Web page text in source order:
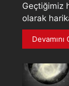
Geçtiğimiz
olarak
Devamını